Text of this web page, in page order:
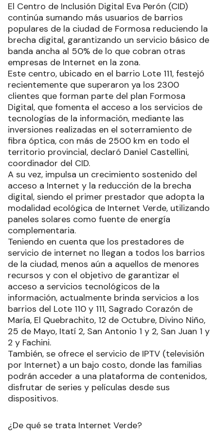
El Centro de Inclusión Digital Eva Perón (CID)
continúa sumando más usuarios de barrios
populares de la ciudad de Formosa reduciendo la
brecha digital, garantizando un servicio básico de
banda ancha al 50% de lo que cobran otras
empresas de Internet en la zona.
Este centro, ubicado en el barrio Lote 111, festejó
recientemente que superaron ya los 2300
clientes que forman parte del plan Formosa
Digital, que fomenta el acceso a los servicios de
tecnologías de la información, mediante las
inversiones realizadas en el soterramiento de
fibra óptica, con más de 2500 km en todo el
territorio provincial, declaró Daniel Castellini,
coordinador del CID.
A su vez, impulsa un crecimiento sostenido del
acceso a Internet y la reducción de la brecha
digital, siendo el primer prestador que adopta la
modalidad ecológica de Internet Verde, utilizando
paneles solares como fuente de energía
complementaria.
Teniendo en cuenta que los prestadores de
servicio de internet no llegan a todos los barrios
de la ciudad, menos aún a aquellos de menores
recursos y con el objetivo de garantizar el
acceso a servicios tecnológicos de la
información, actualmente brinda servicios a los
barrios del Lote 110 y 111, Sagrado Corazón de
María, El Quebrachito, 12 de Octubre, Divino Niño,
25 de Mayo, Itatí 2, San Antonio 1 y 2, San Juan 1 y
2 y Fachini.
También, se ofrece el servicio de IPTV (televisión
por Internet) a un bajo costo, donde las familias
podrán acceder a una plataforma de contenidos,
disfrutar de series y películas desde sus
dispositivos.
¿De qué se trata Internet Verde?